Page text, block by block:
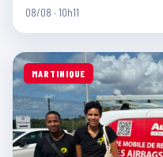
08/08 · 10h11
MARTINIQUE